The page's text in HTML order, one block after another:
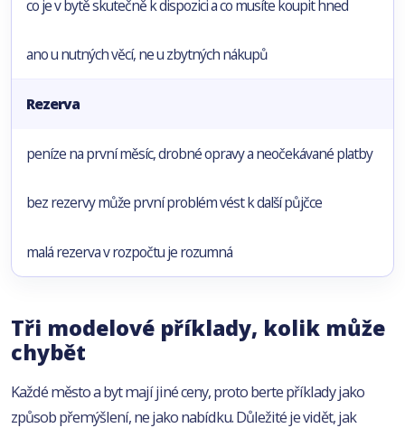
co je v bytě skutečně k dispozici a co musíte koupit hned
ano u nutných věcí, ne u zbytných nákupů
Rezerva
peníze na první měsíc, drobné opravy a neočekávané platby
bez rezervy může první problém vést k další půjčce
malá rezerva v rozpočtu je rozumná
Tři modelové příklady, kolik může
chybět
Každé město a byt mají jiné ceny, proto berte příklady jako
způsob přemýšlení, ne jako nabídku. Důležité je vidět, jak